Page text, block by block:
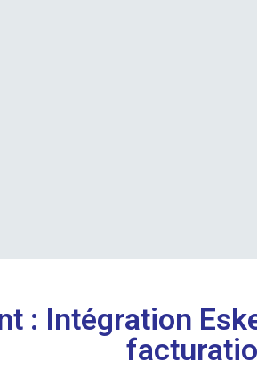
: Intégration